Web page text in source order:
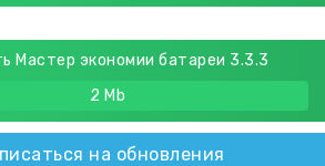
Мастер экономии батареи 3.3.3
2 Mb
на обновления